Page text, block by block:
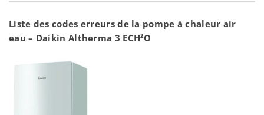
Liste des codes erreurs de la pompe à chaleur air
eau – Daikin Altherma 3 ECH²O